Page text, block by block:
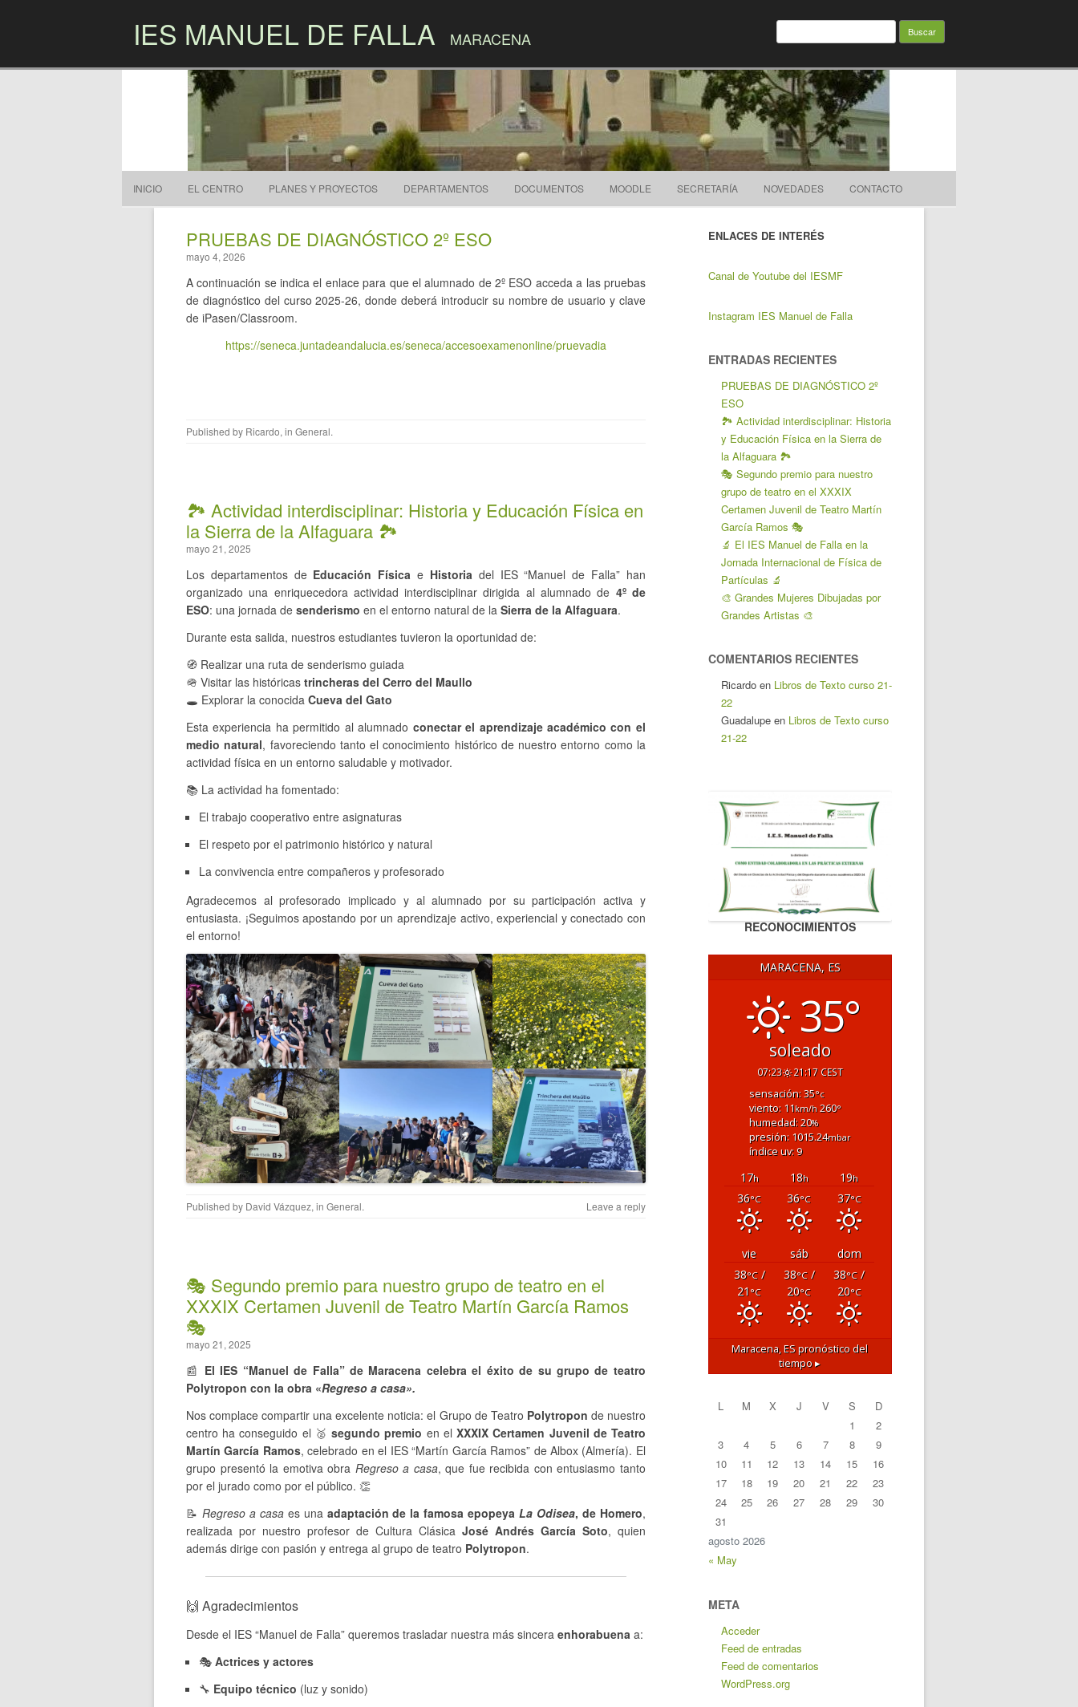
IES MANUEL DE FALLA MARACENA
Buscar:
INICIO EL CENTRO PLANES Y PROYECTOS DEPARTAMENTOS DOCUMENTOS MOODLE SECRETARÍA NOVEDADES CONTACTO
PRUEBAS DE DIAGNÓSTICO 2º ESO
mayo 4, 2026
A continuación se indica el enlace para que el alumnado de 2º ESO acceda a las pruebas
de diagnóstico del curso 2025-26, donde deberá introducir su nombre de usuario y clave
de iPasen/Classroom.
https://seneca.juntadeandalucia.es/seneca/accesoexamenonline/pruevadia
Published by Ricardo, in General.
🏞️ Actividad interdisciplinar: Historia y Educación Física en
la Sierra de la Alfaguara 🏞️
mayo 21, 2025
Los departamentos de Educación Física e Historiadel IES “Manuel de Falla” han
organizado una enriquecedora actividad interdisciplinar dirigida al alumnado de 4º de
ESO: una jornada de senderismo en el entorno natural de la Sierra de la Alfaguara.
Durante esta salida, nuestros estudiantes tuvieron la oportunidad de:
🧭 Realizar una ruta de senderismo guiada
🪖 Visitar las históricas trincheras del Cerro del Maullo
🕳️ Explorar la conocida Cueva del Gato
Esta experiencia ha permitido al alumnado conectar el aprendizaje académico con el
medio natural, favoreciendo tanto el conocimiento histórico de nuestro entorno como la
actividad física en un entorno saludable y motivador.
📚 La actividad ha fomentado:
El trabajo cooperativo entre asignaturas
El respeto por el patrimonio histórico y natural
La convivencia entre compañeros y profesorado
Agradecemos al profesorado implicado y al alumnado por su participación activa y
entusiasta. ¡Seguimos apostando por un aprendizaje activo, experiencial y conectado con
el entorno!
Published by David Vázquez, in General. Leave a reply
🎭 Segundo premio para nuestro grupo de teatro en el
XXXIX Certamen Juvenil de Teatro Martín García Ramos
🎭
mayo 21, 2025
📰 El IES “Manuel de Falla” de Maracena celebra el éxito de su grupo de teatro
Polytropon con la obra «Regreso a casa».
Nos complace compartir una excelente noticia: el Grupo de Teatro Polytropon de nuestro
centro ha conseguido el 🥈segundo premio en elXXXIX Certamen Juvenil de Teatro
Martín García Ramos, celebrado en el IES “Martín García Ramos” de Albox (Almería). El
grupo presentó la emotiva obra Regreso a casa, que fue recibida con entusiasmo tanto
por el jurado como por el público. 👏
📝 Regreso a casaes una adaptación de la famosa epopeyaLa Odisea, de Homero,
realizada por nuestro profesor de Cultura Clásica José Andrés García Soto, quien
además dirige con pasión y entrega al grupo de teatro Polytropon.
🙌 Agradecimientos
Desde el IES “Manuel de Falla” queremos trasladar nuestra más sincera enhorabuena a:
🎭 Actrices y actores
🔧 Equipo técnico (luz y sonido)
ENLACES DE INTERÉS
Canal de Youtube del IESMF
Instagram IES Manuel de Falla
ENTRADAS RECIENTES
PRUEBAS DE DIAGNÓSTICO 2º
ESO
🏞️ Actividad interdisciplinar: Historia
y Educación Física en la Sierra de
la Alfaguara 🏞️
🎭 Segundo premio para nuestro
grupo de teatro en el XXXIX
Certamen Juvenil de Teatro Martín
García Ramos 🎭
🔬 El IES Manuel de Falla en la
Jornada Internacional de Física de
Partículas 🔬
🎨 Grandes Mujeres Dibujadas por
Grandes Artistas 🎨
COMENTARIOS RECIENTES
Ricardoen Libros de Texto curso 21-
22
Guadalupeen Libros de Texto curso
21-22
RECONOCIMIENTOS
MARACENA, ES
35°
soleado
07:23 21:17 CEST
sensación: 35°c
viento: 11km/h 260°
humedad: 20%
presión: 1015.24mbar
índice uv: 9
17h 18h 19h
36°C 36°C 37°C
vie sáb
dom
38°C/
21 °C
38°C/
20°C
38°C /
20°C
Maracena, ESpronóstico del
tiempo ▸
agosto 2026
L M X J V S
D
1
2
3
4 5 6 7 8
9
10
11 12 13 14 15
16
17
18 19 20 21 22
23
24
25 26 27 28 29
30
31
« May
META
Acceder
Feed de entradas
Feed de comentarios
WordPress.org